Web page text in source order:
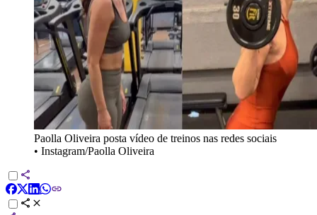
Paolla Oliveira posta vídeo de treinos nas redes sociais
• Instagram/Paolla Oliveira